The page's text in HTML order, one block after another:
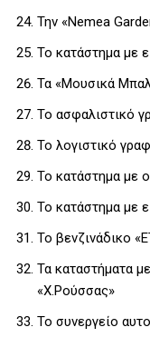
Την «Nemea
Το κατάστημα με
Τα «Μουσικά
Το ασφαλιστικό
Το λογιστικό
Το κατάστημα με
Το κατάστημα με
Το βενζινάδικο
Τα καταστήματα
«Χ.Ρούσσας»
Το συνεργείο